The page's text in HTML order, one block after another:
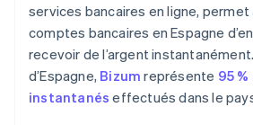
services bancaires en ligne,
comptes bancaires en Espagne
recevoir de l’argent
d’Espagne, Bizum représente 95
instantanés effectués dans le